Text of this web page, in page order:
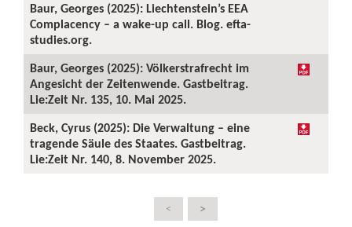
Baur, Georges (2025): Liechtenstein’s EEA
Complacency – a wake-up call. Blog. efta-
studies.org.
Baur, Georges (2025): Völkerstrafrecht im
Angesicht der Zeitenwende. Gastbeitrag.
Lie:Zeit Nr. 135, 10. Mai 2025.
Beck, Cyrus (2025): Die Verwaltung – eine
tragende Säule des Staates. Gastbeitrag.
Lie:Zeit Nr. 140, 8. November 2025.
< >